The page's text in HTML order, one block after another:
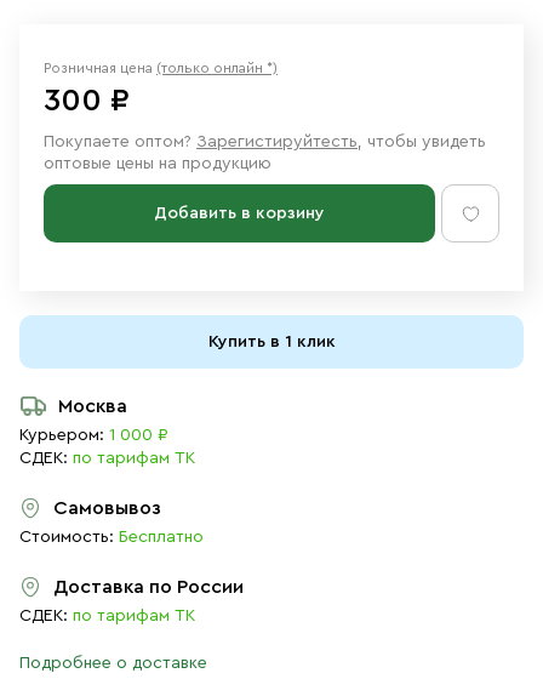
Розничная цена (только онлайн *)
300 ₽
Покупаете оптом? Зарегистируйтесть, чтобы увидеть
оптовые цены на продукцию
Добавить в корзину
Купить в 1 клик
Москва
Курьером: 1 000 ₽
СДЕК: по тарифам ТК
Самовывоз
Стоимость: Бесплатно
Доставка по России
СДЕК: по тарифам ТК
Подробнее о доставке